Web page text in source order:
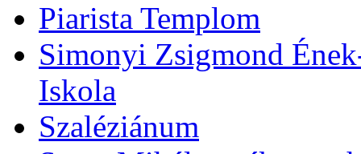
Piarista Templom
Simonyi Zsigmond
Iskola
Szaléziánum